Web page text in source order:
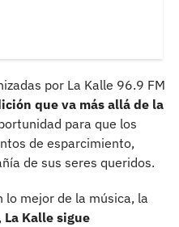
por La Kalle 96.9 FM
que va más allá de la
para que los
de esparcimiento,
de sus seres queridos.
lo mejor de la música, la
La Kalle sigue